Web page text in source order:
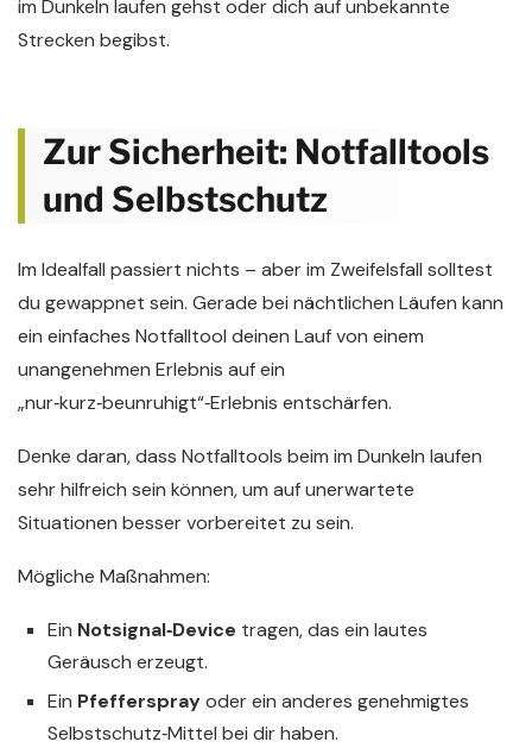
im Dunkeln laufen gehst oder dich auf unbekannte
Strecken begibst.
Zur Sicherheit: Notfalltools
und Selbstschutz
Im Idealfall passiert nichts – aber im Zweifelsfall solltest
du gewappnet sein. Gerade bei nächtlichen Läufen kann
ein einfaches Notfalltool deinen Lauf von einem
unangenehmen Erlebnis auf ein
„nur‑kurz‑beunruhigt“‑Erlebnis entschärfen.
Denke daran, dass Notfalltools beim im Dunkeln laufen
sehr hilfreich sein können, um auf unerwartete
Situationen besser vorbereitet zu sein.
Mögliche Maßnahmen:
Ein Notsignal‑Device tragen, das ein lautes
Geräusch erzeugt.
Ein Pfeffersprayoder ein anderes genehmigtes
Selbstschutz‑Mittel bei dir haben.